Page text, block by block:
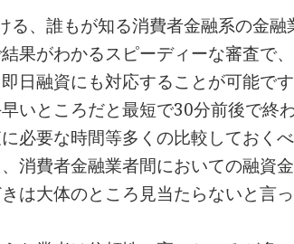
る、誰もが知る消費者金融系の金融
果がわかるスピーディーな審査で
日融資にも対応することが可能で
いところだと最短で30分前後で終わ
必要な時間等多くの比較しておく
消費者金融業者間においての融資
は大体のところ見当たらないと言